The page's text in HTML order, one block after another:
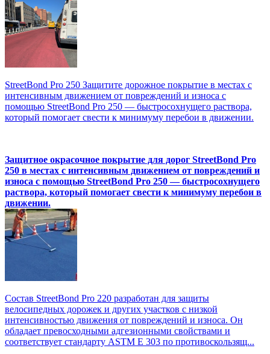
StreetBond Pro 250 Защитите дорожное покрытие в местах с
интенсивным движением от повреждений и износа с
помощью StreetBond Pro 250 — быстросохнущего раствора,
который помогает свести к минимуму перебои в движении.
Защитное окрасочное покрытие для дорог StreetBond Pro
250 в местах с интенсивным движением от повреждений и
износа с помощью StreetBond Pro 250 — быстросохнущего
раствора, который помогает свести к минимуму перебои в
движении.
Состав StreetBond Pro 220 разработан для защиты
велосипедных дорожек и других участков с низкой
интенсивностью движения от повреждений и износа. Он
обладает превосходными адгезионными свойствами и
соответствует стандарту ASTM E 303 по противоскользящ...